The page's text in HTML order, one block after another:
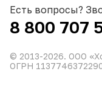
Есть вопросы?
8 800 707
© 2013-2026. ООО
ОГРН